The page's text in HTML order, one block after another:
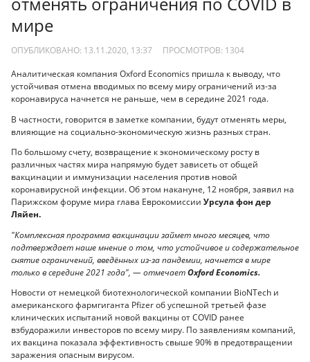
мире
ОПУБЛИКОВАНО: 13.11.2020, 13:37 ПРОСМОТРОВ: 1304
Аналитическая компания Oxford Economics пришла к выводу, что
устойчивая отмена вводимых по всему миру ограничений из-за
коронавируса начнется не раньше, чем в середине 2021 года.
В частности, говорится в заметке компании, будут отменять меры,
влияющие на социально-экономическую жизнь разных стран.
По большому счету, возвращение к экономическому росту в
различных частях мира напрямую будет зависеть от общей
вакцинации и иммунизации населения против новой
коронавирусной инфекции. Об этом накануне, 12 ноября, заявил на
Парижском форуме мира глава Еврокомиссии Урсула фон дер
Ляйен.
"Комплексная программа вакцинации займет много месяцев, что
подтверждает наше мнение о том, что устойчивое и содержательное
снятие ограничений, введённых из-за пандемии, начнется в мире
только в середине 2021 года", — отмечаетOxford Economics.
Новости от немецкой биотехнологической компании BioNTech и
американского фармгиганта Pfizer об успешной третьей фазе
клинических испытаний новой вакцины от COVID ранее
взбудоражили инвесторов по всему миру. По заявлениям компаний,
их вакцина показала эффективность свыше 90% в предотвращении
заражения опасным вирусом.